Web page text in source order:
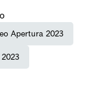
Apertura 2023